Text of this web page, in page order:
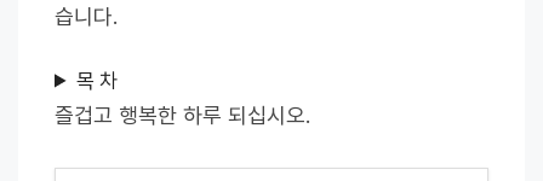
습니다.
목 차
즐겁고 행복한 하루 되십시오.